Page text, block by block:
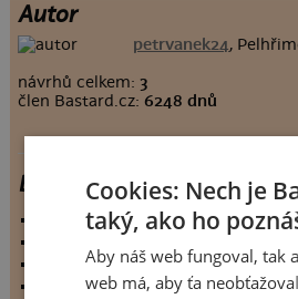
Autor
petrvanek24,
návrhů celkem: 3
člen Bastard.cz:6248 dnů
Beach boy
vystaveno:1.7.2009
komentářů:3.45
koupilo by:3 lidí
Cookies: Nech je
taký, ako ho
Aby náš web fungoval, tak
web má, aby ťa